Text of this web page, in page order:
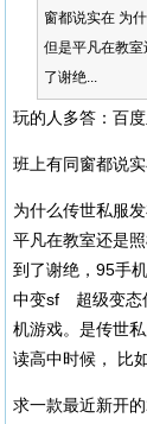
窗都说实在 为
但是平凡在教
了谢绝...
玩的人多答：百
班上有同窗都说
为什么传世私服
平凡在教室还是
到了谢绝，95手
中变sf 超级变态
机游戏。是传世
读高中时候， 比
求一款最近新开